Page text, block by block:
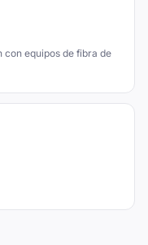
equipos de fibra de